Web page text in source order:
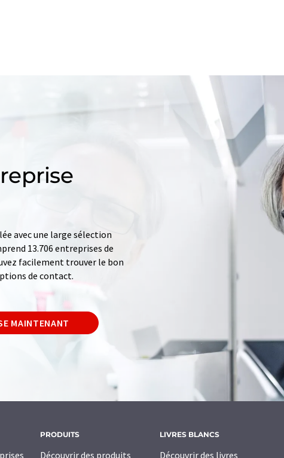
avec une large sélection
13.706 entreprises de
facilement trouver le bon
de contact.
MAINTENANT
PRODUITS
Découvrir des produits
LIVRES BLANCS
Découvrir des livres